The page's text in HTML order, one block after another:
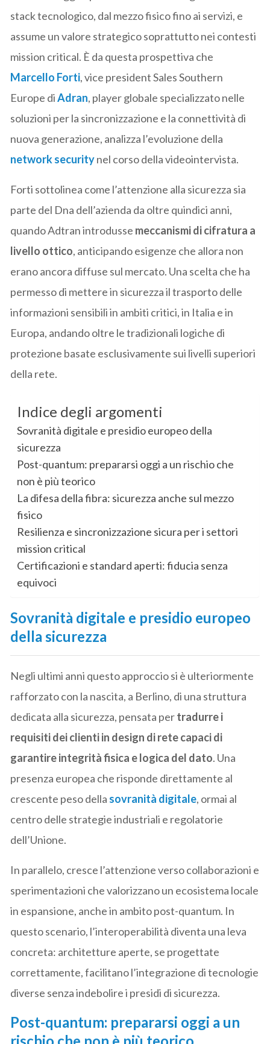
stack tecnologico, dal mezzo fisico fino ai servizi, e
assume un valore strategico soprattutto nei contesti
mission critical. È da questa prospettiva che
Marcello Forti, vice president Sales Southern
Europe diAdran, player globale specializzato nelle
soluzioni per la sincronizzazione e la connettività di
nuova generazione, analizza l’evoluzione della
network securitynel corso della videointervista.
Forti sottolinea come l’attenzione alla sicurezza sia
parte del Dna dell’azienda da oltre quindici anni,
quando Adtran introdusse meccanismi di cifratura a
livello ottico, anticipando esigenze che allora non
erano ancora diffuse sul mercato. Una scelta che ha
permesso di mettere in sicurezza il trasporto delle
informazioni sensibili in ambiti critici, in Italia e in
Europa, andando oltre le tradizionali logiche di
protezione basate esclusivamente sui livelli superiori
della rete.
Indice degli argomenti
Sovranità digitale e presidio europeo della
sicurezza
Post-quantum: prepararsi oggi a un rischio che
non è più teorico
La difesa della fibra: sicurezza anche sul mezzo
fisico
Resilienza e sincronizzazione sicura per i settori
mission critical
Certificazioni e standard aperti: fiducia senza
equivoci
Sovranità digitale e presidio europeo
della sicurezza
Negli ultimi anni questo approccio si è ulteriormente
rafforzato con la nascita, a Berlino, di una struttura
dedicata alla sicurezza, pensata pertradurre i
requisiti dei clienti in design di rete capaci di
garantire integrità fisica e logica del dato. Una
presenza europea che risponde direttamente al
crescente peso della sovranità digitale, ormai al
centro delle strategie industriali e regolatorie
dell’Unione.
In parallelo, cresce l’attenzione verso collaborazioni e
sperimentazioni che valorizzano un ecosistema locale
in espansione, anche in ambito post-quantum. In
questo scenario, l’interoperabilità diventa una leva
concreta: architetture aperte, se progettate
correttamente, facilitano l’integrazione di tecnologie
diverse senza indebolire i presidi di sicurezza.
Post-quantum: prepararsi oggi a un